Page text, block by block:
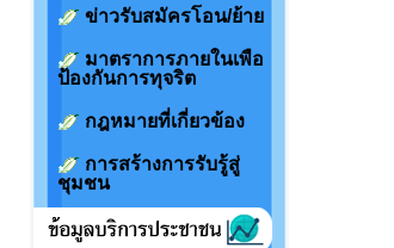
ข่าวรับสมัครโอน/ย้าย
มาตราการภายในเพือ
ป้องกันการทุจริต
กฎหมายที่เกี่ยวข้อง
การสร้างการรับรู้สู่
ชุมชน